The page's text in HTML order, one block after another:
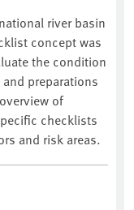
river basin
concept was
the condition
preparations
of
checklists
and risk areas.